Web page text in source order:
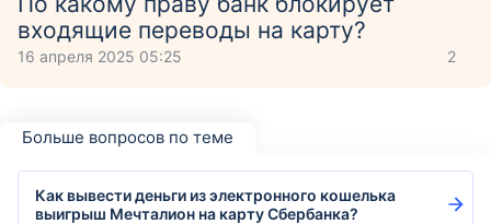
входящие переводы на карту?
16 апреля 2025 05:25 2
Больше вопросов по теме
Как вывести деньги из электронного кошелька
выигрыш Мечталион на карту Сбербанка?